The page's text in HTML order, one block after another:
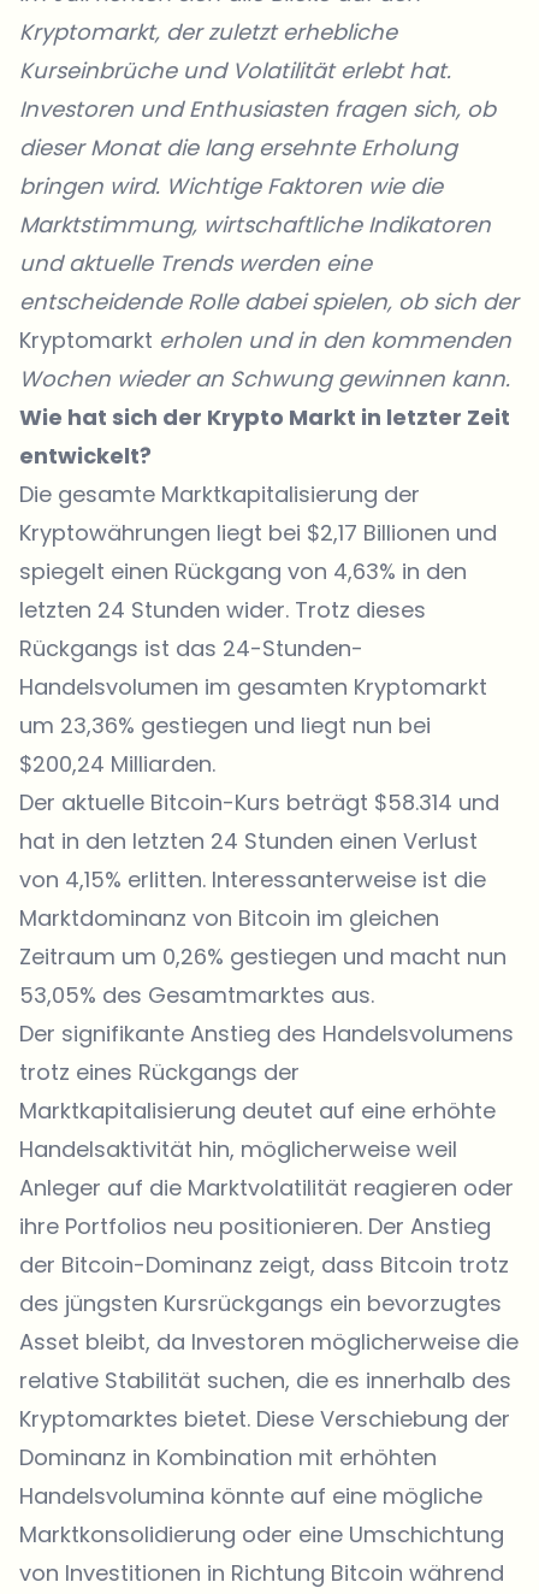
Kryptomarkt, der zuletzt erhebliche
Kurseinbrüche und Volatilität erlebt hat.
Investoren und Enthusiasten fragen sich, ob
dieser Monat die lang ersehnte Erholung
bringen wird. Wichtige Faktoren wie die
Marktstimmung, wirtschaftliche Indikatoren
und aktuelle Trends werden eine
entscheidende Rolle dabei spielen, ob sich der
Kryptomarkt erholen und in den kommenden
Wochen wieder an Schwung gewinnen kann.
Wie hat sich der Krypto Markt in letzter Zeit
entwickelt?
Die gesamte Marktkapitalisierung der
Kryptowährungen liegt bei $2,17 Billionen und
spiegelt einen Rückgang von 4,63% in den
letzten 24 Stunden wider. Trotz dieses
Rückgangs ist das 24-Stunden-
Handelsvolumen im gesamten Kryptomarkt
um 23,36% gestiegen und liegt nun bei
$200,24 Milliarden.
Der aktuelle Bitcoin-Kurs beträgt $58.314 und
hat in den letzten 24 Stunden einen Verlust
von 4,15% erlitten. Interessanterweise ist die
Marktdominanz von Bitcoin im gleichen
Zeitraum um 0,26% gestiegen und macht nun
53,05% des Gesamtmarktes aus.
Der signifikante Anstieg des Handelsvolumens
trotz eines Rückgangs der
Marktkapitalisierung deutet auf eine erhöhte
Handelsaktivität hin, möglicherweise weil
Anleger auf die Marktvolatilität reagieren oder
ihre Portfolios neu positionieren. Der Anstieg
der Bitcoin-Dominanz zeigt, dass Bitcoin trotz
des jüngsten Kursrückgangs ein bevorzugtes
Asset bleibt, da Investoren möglicherweise die
relative Stabilität suchen, die es innerhalb des
Kryptomarktes bietet. Diese Verschiebung der
Dominanz in Kombination mit erhöhten
Handelsvolumina könnte auf eine mögliche
Marktkonsolidierung oder eine Umschichtung
von Investitionen in Richtung Bitcoin während